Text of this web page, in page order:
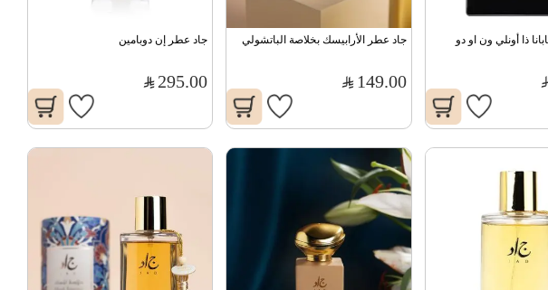
جاد عطر الأرابيسك بخلاصة الباتشولي
149.00
جاد عطر إن دوبامين
295.00